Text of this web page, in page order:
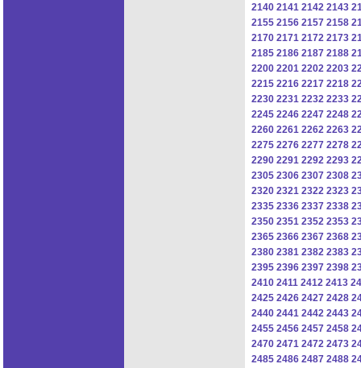
2140 2141 2142 2143
2155 2156 2157 2158
2170 2171 2172 2173
2185 2186 2187 2188
2200 2201 2202 2203
2215 2216 2217 2218
2230 2231 2232 2233
2245 2246 2247 2248
2260 2261 2262 2263
2275 2276 2277 2278
2290 2291 2292 2293
2305 2306 2307 2308
2320 2321 2322 2323
2335 2336 2337 2338
2350 2351 2352 2353
2365 2366 2367 2368
2380 2381 2382 2383
2395 2396 2397 2398
2410 2411 2412 2413
2425 2426 2427 2428
2440 2441 2442 2443
2455 2456 2457 2458
2470 2471 2472 2473
2485 2486 2487 2488